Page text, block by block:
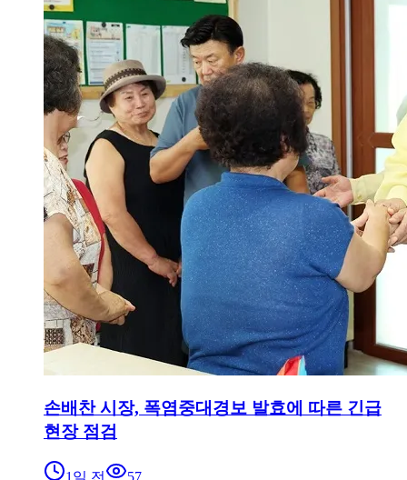
손배찬 시장, 폭염중대경보 발효에 따른 긴급
현장 점검